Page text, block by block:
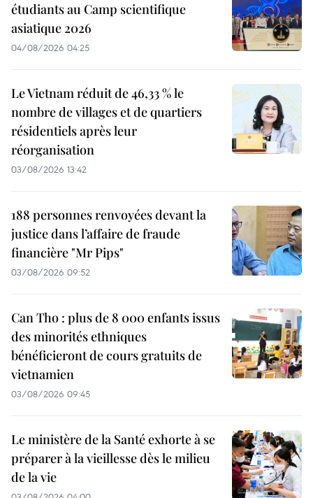
étudiants au Camp scientifique
asiatique 2026
04/08/2026 04:25
Le Vietnam réduit de 46,33 % le
nombre de villages et de quartiers
résidentiels après leur
réorganisation
03/08/2026 13:42
188 personnes renvoyées devant la
justice dans l’affaire de fraude
financière "Mr Pips"
03/08/2026 09:52
Can Tho : plus de 8 000 enfants issus
des minorités ethniques
bénéficieront de cours gratuits de
vietnamien
03/08/2026 09:45
Le ministère de la Santé exhorte à se
préparer à la vieillesse dès le milieu
de la vie